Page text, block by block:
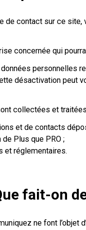
de contact sur ce
concernée qui
personnelles
désactivation peut
collectées et
et de contacts
Plus que PRO ;
et réglementaires.
fait-on
ne font l’objet